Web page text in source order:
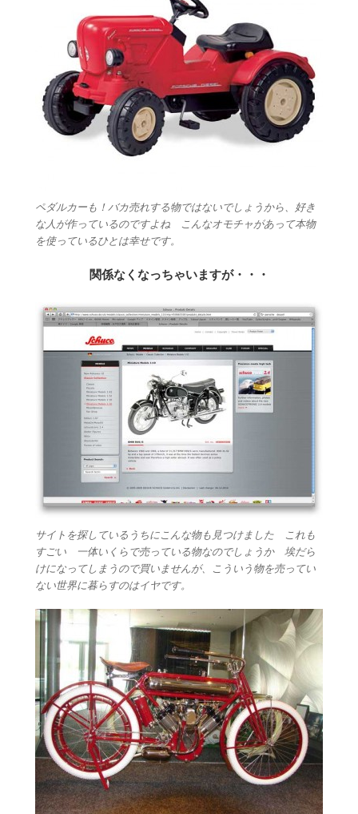
ペダルカーも！バカ売れする物ではないでしょうから、好き
な人が作っているのですよね こんなオモチャがあって本物
を使っているひとは幸せです。
関係なくなっちゃいますが・・・
サイトを探しているうちにこんな物も見つけました これも
すごい 一体いくらで売っている物なのでしょうか 埃だら
けになってしまうので買いませんが、こういう物を売ってい
ない世界に暮らすのはイヤです。